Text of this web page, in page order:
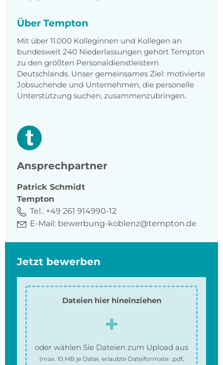
Über Tempton
Mit über 11.000 Kolleginnen und Kollegen an
bundesweit 240 Niederlassungen gehört Tempton
zu den größten Personaldienstleistern
Deutschlands. Unser gemeinsames Ziel: motivierte
Jobsuchende und Unternehmen, die personelle
Unterstützung suchen, zusammenzubringen.
Ansprechpartner
Patrick Schmidt
Tempton
Tel.: +49 261 914990-12
E-Mail: bewerbung-koblenz@tempton.de
Jetzt bewerben
Dateien hier hineinziehen
oder wählen Sie Dateien zum Upload aus
(max. 10 MBje Datei, erlaubte Dateiformate: .pdf,